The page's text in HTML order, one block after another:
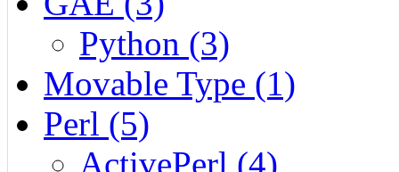
Python (3)
Movable Type (1)
Perl (5)
ActivePerl (4)